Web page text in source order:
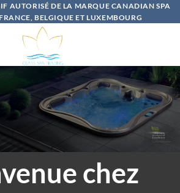
AUTORISÉ DE LA MARQUE CANADIAN SPA
BELGIQUE ET LUXEMBOURG
chez